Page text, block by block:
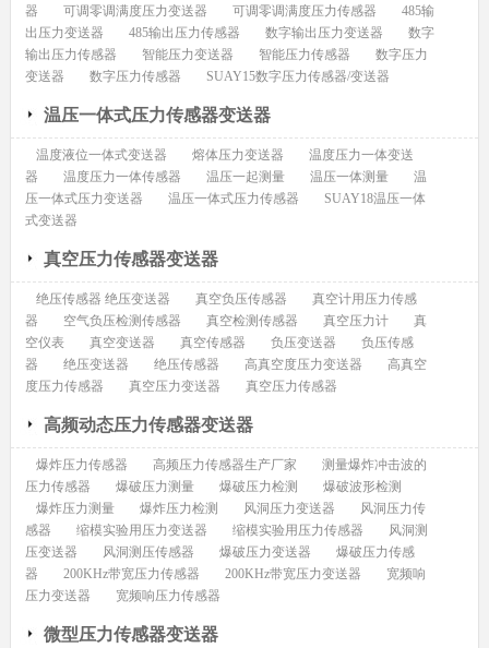
器
可调零调满度压力变送器 可调零调满度压力传感器
485输
出压力变送器
485输出压力传感器 数字输出压力变送器
数字
输出压力传感器
智能压力变送器 智能压力传感器
数字压力
变送器
数字压力传感器 SUAY15数字压力传感器/变送器
温压一体式压力传感器变送器
温度液位一体式变送器 熔体压力变送器
温度压力一体变送
器
温度压力一体传感器 温压一起测量 温压一体测量
温
压一体式压力变送器
温压一体式压力传感器
SUAY18温压一体
式变送器
真空压力传感器变送器
绝压传感器 绝压变送器 真空负压传感器
真空计用压力传感
器
空气负压检测传感器 真空检测传感器 真空压力计
真
空仪表
真空变送器 真空传感器 负压变送器
负压传感
器
绝压变送器 绝压传感器 高真空度压力变送器
高真空
度压力传感器
真空压力变送器 真空压力传感器
高频动态压力传感器变送器
爆炸压力传感器 高频压力传感器生产厂家
测量爆炸冲击波的
压力传感器
爆破压力测量 爆破压力检测
爆破波形检测
爆炸压力测量
爆炸压力检测 风洞压力变送器
风洞压力传
感器
缩模实验用压力变送器 缩模实验用压力传感器
风洞测
压变送器
风洞测压传感器 爆破压力变送器
爆破压力传感
器
200KHz带宽压力传感器 200KHz带宽压力变送器
宽频响
压力变送器
宽频响压力传感器
微型压力传感器变送器